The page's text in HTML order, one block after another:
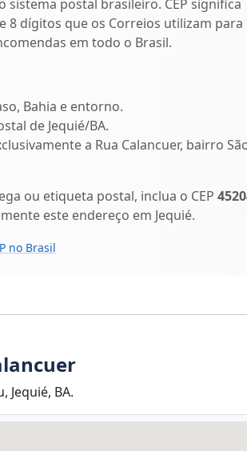
sistema postal brasileiro. CEP significa
8 dígitos que os Correios utilizam para
em todo o Brasil.
Bahia e entorno.
de Jequié/BA.
a Rua Calancuer, bairro
ou etiqueta postal, inclua o CEP
este endereço em Jequié.
no Brasil
Jequié, BA.